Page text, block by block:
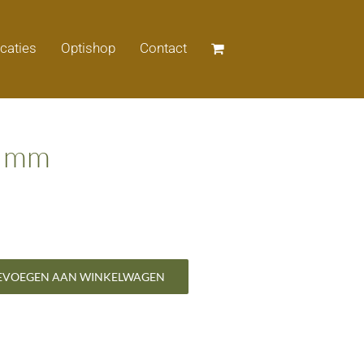
Optishop Contact
AAN WINKELWAGEN